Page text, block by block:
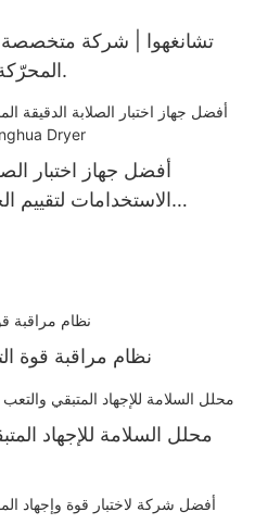
تشانغهوا | شركة
المحرّكة، تقدم حلولاً تقنية مخصصة.
أفضل جهاز اختبار
الاستخدامات لتقييم
نظام مراقبة قوة
محلل السلامة للإجهاد